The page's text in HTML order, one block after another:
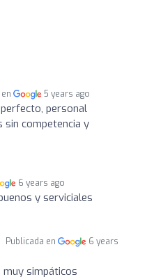
5 years ago
personal
sin competencia y
6 years ago
y serviciales
Publicada en
6 years
muy simpáticos